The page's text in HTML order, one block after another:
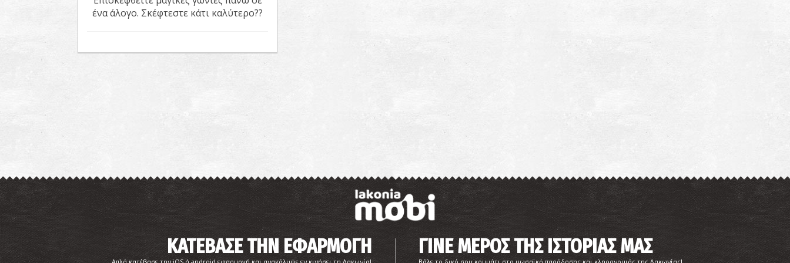
ένα άλογο. Σκέφτεστε κάτι καλύτερο??
ΚΑΤΕΒΑΣΕ ΤΗΝ ΕΦΑΡΜΟΓΗ ΓΙΝΕ ΜΕΡΟΣ ΤΗΣ ΙΣΤΟΡΙΑΣ ΜΑΣ